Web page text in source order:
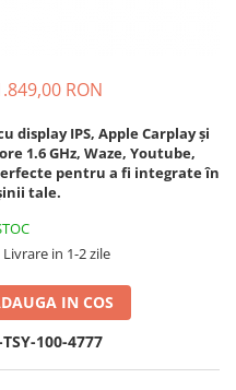
RON
display IPS, Apple Carplay și
1.6 GHz, Waze, Youtube,
pentru a fi integrate în
tale.
Livrare in 1-2 zile
IN COS
100-4777